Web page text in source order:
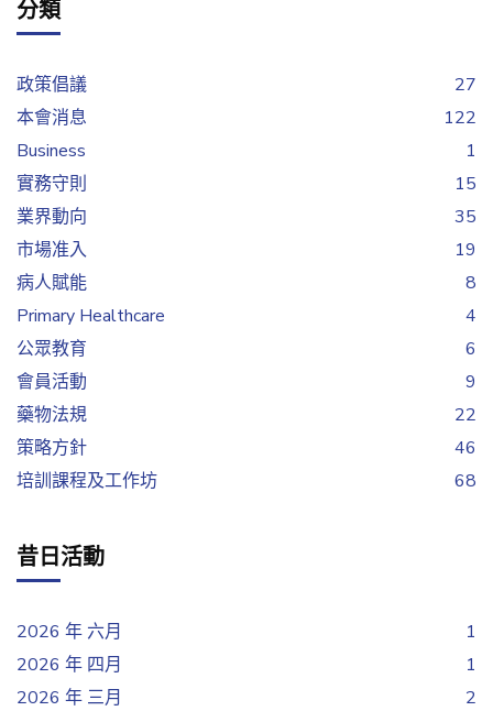
分類
政策倡議
27
本會消息
122
Business
1
實務守則
15
業界動向
35
市場准入
19
病人賦能
8
Primary Healthcare
4
公眾教育
6
會員活動
9
藥物法規
22
策略方針
46
培訓課程及工作坊
68
昔日活動
2026 年 六月
1
2026 年 四月
1
2026 年 三月
2